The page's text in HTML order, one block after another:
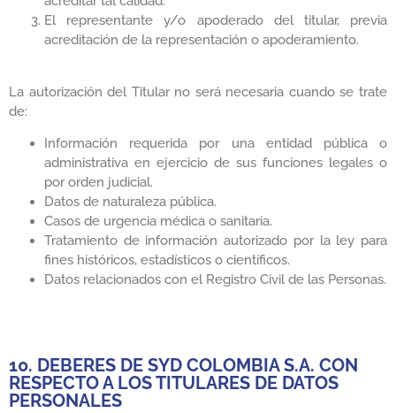
El representante y/o apoderado del titular, previa
acreditación de la representación o apoderamiento.
La autorización del Titular no será necesaria cuando se trate
de:
Información requerida por una entidad pública o
administrativa en ejercicio de sus funciones legales o
por orden judicial.
Datos de naturaleza pública.
Casos de urgencia médica o sanitaria.
Tratamiento de información autorizado por la ley para
fines históricos, estadísticos o científicos.
Datos relacionados con el Registro Civil de las Personas.
10. DEBERES DE SYD COLOMBIA S.A. CON
RESPECTO A LOS TITULARES DE DATOS
PERSONALES